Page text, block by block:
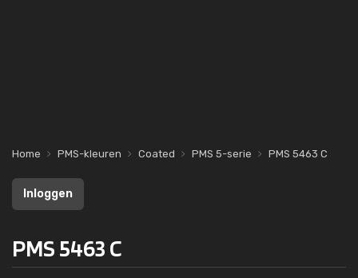
Home PMS-kleuren Coated PMS 5-serie PMS 5463 C
Inloggen
PMS 5463 C